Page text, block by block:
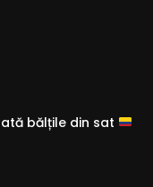
bălțile din sat